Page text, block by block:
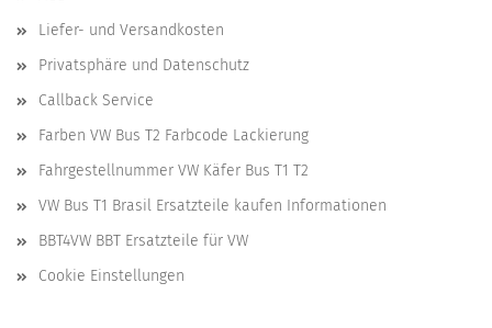
Liefer- und Versandkosten
Privatsphäre und Datenschutz
Callback Service
Farben VW Bus T2 Farbcode Lackierung
Fahrgestellnummer VW Käfer Bus T1 T2
VW Bus T1 Brasil Ersatzteile kaufen Informationen
BBT4VW BBT Ersatzteile für VW
Cookie Einstellungen